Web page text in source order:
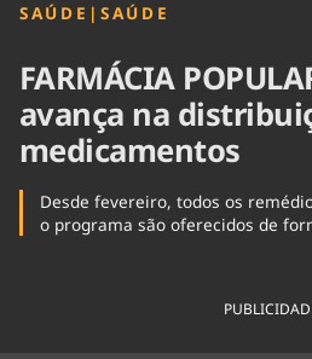
SAÚDE | SAÚDE
FARMÁCIA
avança na
medicamentos
Desde fevereiro, todos os
o programa são oferecidos de